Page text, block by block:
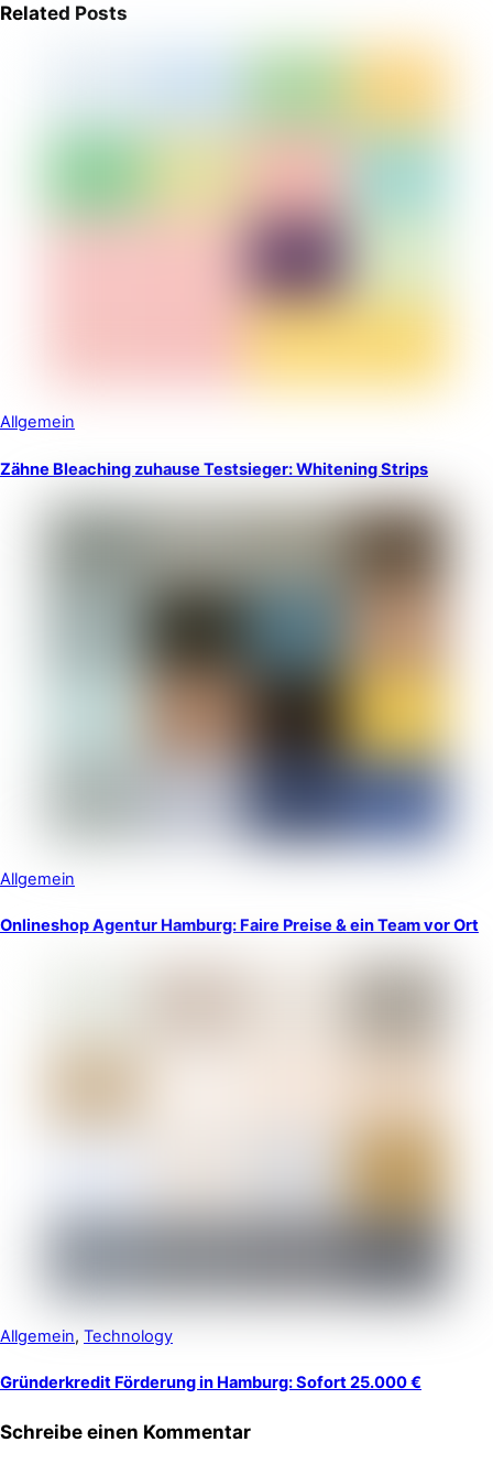
Related Posts
Allgemein
Zähne Bleaching zuhause Testsieger: Whitening Strips
Allgemein
Onlineshop Agentur Hamburg: Faire Preise & ein Team vor Ort
Allgemein, Technology
Gründerkredit Förderung in Hamburg: Sofort 25.000 €
Schreibe einen Kommentar